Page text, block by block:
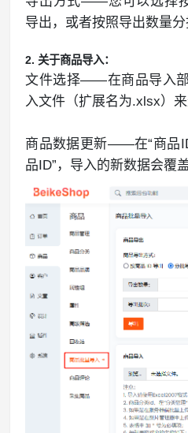
导出，或者按照导出数量
2. 关于商品导入：
文件选择——在商品导入
入文件（扩展名为.xlsx）
商品数据更新——在“商品
品ID”，导入的新数据会覆